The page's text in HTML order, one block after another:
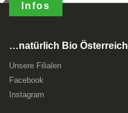
Infos
…natürlich Bio Österreich
Unsere Filialen
Facebook
Instagram